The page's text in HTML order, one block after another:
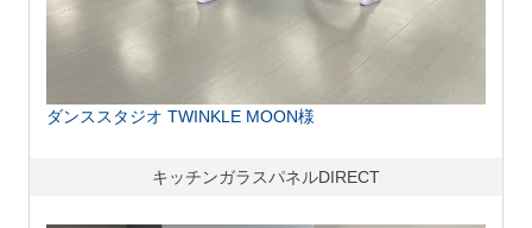
ダンススタジオ TWINKLE MOON様
キッチンガラスパネルDIRECT